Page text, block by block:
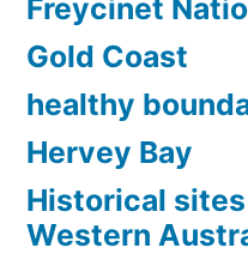
Freycinet
Gold Coast
healthy
Hervey Bay
Historical
Western